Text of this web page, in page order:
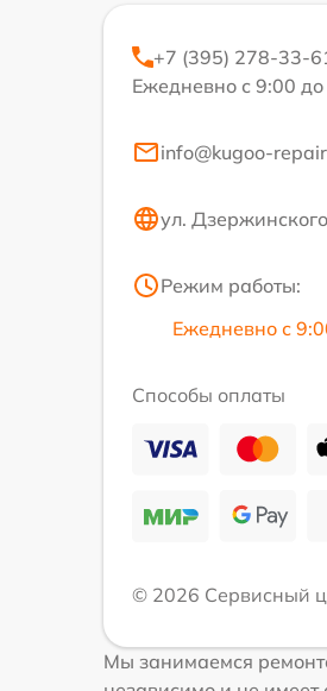
+7 (395) 278-33-
Ежедневно с 9:00
info@kugoo-
ул.
Режим работы:
Ежедневно с
Способы оплаты
© 2026 Сервисный
Мы занимаемся